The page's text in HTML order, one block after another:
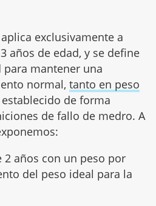
exclusivamente a
años de edad, y se define
mantener una
normal, tanto en peso
establecido de forma
de fallo de medro. A
2 años con un peso por
del peso ideal para la